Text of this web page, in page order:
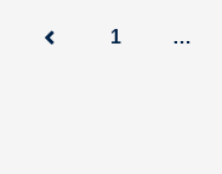
P
1 …